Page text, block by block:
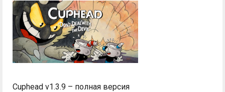
Cuphead v1.3.9 – полная версия